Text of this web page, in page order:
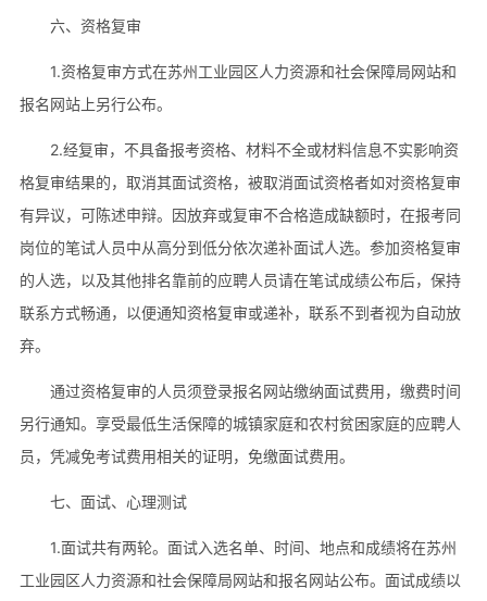
六、资格复审
1.资格复审方式在苏州工业园区人力资源和社会保障局网站和
报名网站上另行公布。
2.经复审，不具备报考资格、材料不全或材料信息不实影响资
格复审结果的，取消其面试资格，被取消面试资格者如对资格复审
有异议，可陈述申辩。因放弃或复审不合格造成缺额时，在报考同
岗位的笔试人员中从高分到低分依次递补面试人选。参加资格复审
的人选，以及其他排名靠前的应聘人员请在笔试成绩公布后，保持
联系方式畅通，以便通知资格复审或递补，联系不到者视为自动放
弃。
通过资格复审的人员须登录报名网站缴纳面试费用，缴费时间
另行通知。享受最低生活保障的城镇家庭和农村贫困家庭的应聘人
员，凭减免考试费用相关的证明，免缴面试费用。
七、面试、心理测试
1.面试共有两轮。面试入选名单、时间、地点和成绩将在苏州
工业园区人力资源和社会保障局网站和报名网站公布。面试成绩以